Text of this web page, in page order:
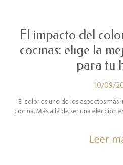
El impacto del
cocinas: elige la
para tu
10/09/
El color es uno de los aspectos
cocina. Más allá de ser una elección
Leer